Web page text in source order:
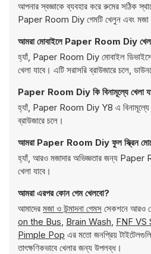
আপনার স্বজ্ঞাকে ব্যবহার করে রুমের সঠিক
Paper Room Diy গেমটি খেলুন এবং
আমরা মোবাইলে Paper Room Diy
হ্যাঁ, Paper Room Diy মোবাইল ডিভাইসের
খেলা যাবে। এটি সরাসরি ব্রাউজারে চলে,
Paper Room Diy কি বিনামূল্যে খেলা
হ্যাঁ, Paper Room Diy Y8 এ বিনামূল্যে
ব্রাউজারে চলে।
আমরা Paper Room Diy ফুল স্ক্রিন
হ্যাঁ, আরও মজাদার অভিজ্ঞতার জন্য Paper
খেলা যাবে।
আমরা এরপর কোন গেম খেলবো?
আমাদের মজা ও উন্মাদনা গেমস সেকশনে আরও
on the Bus, Brain Wash, FNF VS
Pimple Pop এর মতো জনপ্রিয়
তাৎক্ষণিকভাবে খেলার জন্য উপলব্ধ।